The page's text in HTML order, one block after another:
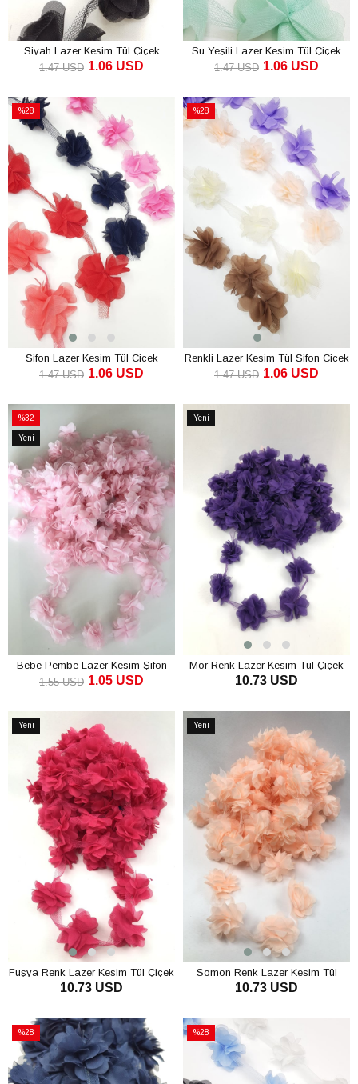
Siyah Lazer Kesim Tül Çiçek
1.06 USD
1.47 USD
Su Yeşili Lazer Kesim Tül Çiçek
1.06 USD
1.47 USD
%28
İndirim
%28İndirim
Şifon Lazer Kesim Tül Çiçek
1.06 USD
1.47 USD
%28
İndirim
%28İndirim
Renkli Lazer Kesim Tül Şifon Çiçek
1.06 USD
1.47 USD
%32
İndirim
%32İndirim
Yeni
Ürün
Bebe Pembe Lazer Kesim Şifon
Tül Çiçek
1.05 USD
1.55 USD
Yeni
Mor Renk Lazer Kesim Tül Çiçek
10.73 USD
Yeni
Fuşya Renk Lazer Kesim Tül Çiçek
10.73 USD
Yeni
Somon Renk Lazer Kesim Tül
Çiçek
10.73 USD
%28
İndirim
%28İndirim
%28
İndirim
%28İndirim